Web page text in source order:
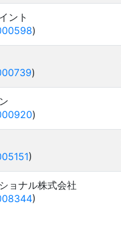
ント
)
)
)
)
ョナル株式会社
)